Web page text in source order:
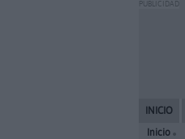
PUBLICIDAD
INICIO
Inicio